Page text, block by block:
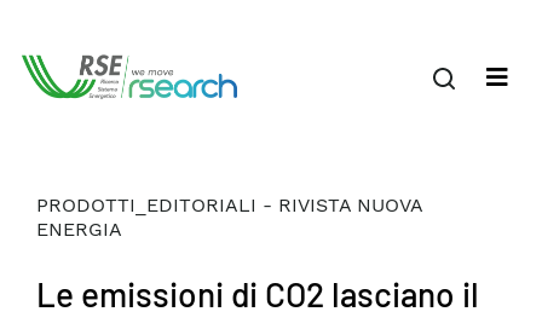
PRODOTTI_EDITORIALI - RIVISTA NUOVA
ENERGIA
Le emissioni di CO2 lasciano il